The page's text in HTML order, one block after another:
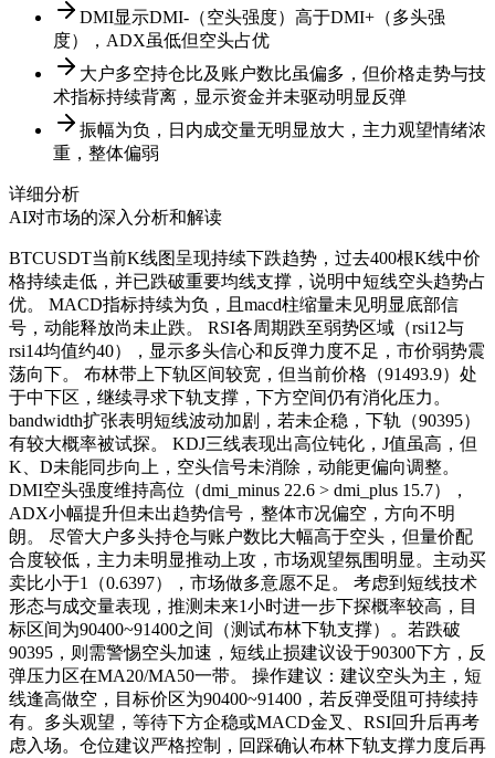
DMI显示DMI-（空头强度）高于DMI+（多头强
度），ADX虽低但空头占优
大户多空持仓比及账户数比虽偏多，但价格走势与技
术指标持续背离，显示资金并未驱动明显反弹
振幅为负，日内成交量无明显放大，主力观望情绪浓
重，整体偏弱
详细分析
AI对市场的深入分析和解读
BTCUSDT当前K线图呈现持续下跌趋势，过去400根K线中价
格持续走低，并已跌破重要均线支撑，说明中短线空头趋势占
优。 MACD指标持续为负，且macd柱缩量未见明显底部信
号，动能释放尚未止跌。 RSI各周期跌至弱势区域（rsi12与
rsi14均值约40），显示多头信心和反弹力度不足，市价弱势震
荡向下。 布林带上下轨区间较宽，但当前价格（91493.9）处
于中下区，继续寻求下轨支撑，下方空间仍有消化压力。
bandwidth扩张表明短线波动加剧，若未企稳，下轨（90395）
有较大概率被试探。 KDJ三线表现出高位钝化，J值虽高，但
K、D未能同步向上，空头信号未消除，动能更偏向调整。
DMI空头强度维持高位（dmi_minus 22.6 > dmi_plus 15.7），
ADX小幅提升但未出趋势信号，整体市况偏空，方向不明
朗。 尽管大户多头持仓与账户数比大幅高于空头，但量价配
合度较低，主力未明显推动上攻，市场观望氛围明显。主动买
卖比小于1（0.6397），市场做多意愿不足。 考虑到短线技术
形态与成交量表现，推测未来1小时进一步下探概率较高，目
标区间为90400~91400之间（测试布林下轨支撑）。若跌破
90395，则需警惕空头加速，短线止损建议设于90300下方，反
弹压力区在MA20/MA50一带。 操作建议：建议空头为主，短
线逢高做空，目标价区为90400~91400，若反弹受阻可持续持
有。多头观望，等待下方企稳或MACD金叉、RSI回升后再考
虑入场。仓位建议严格控制，回踩确认布林下轨支撑力度后再